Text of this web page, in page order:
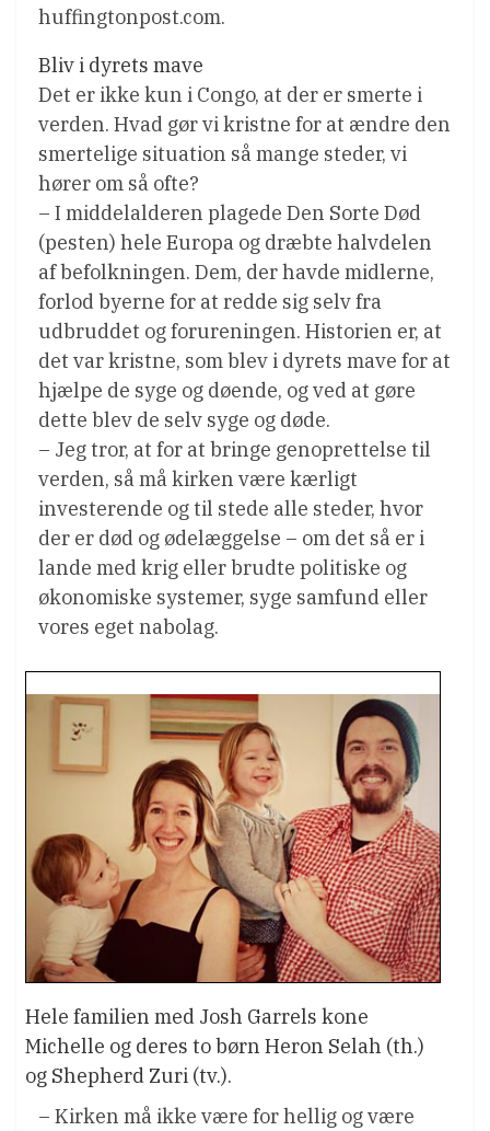
huffingtonpost.com.
Bliv i dyrets mave
Det er ikke kun i Congo, at der er smerte i
verden. Hvad gør vi kristne for at ændre den
smertelige situation så mange steder, vi
hører om så ofte?
– I middelalderen plagede Den Sorte Død
(pesten) hele Europa og dræbte halvdelen
af befolkningen. Dem, der havde midlerne,
forlod byerne for at redde sig selv fra
udbruddet og forureningen. Historien er, at
det var kristne, som blev i dyrets mave for at
hjælpe de syge og døende, og ved at gøre
dette blev de selv syge og døde.
– Jeg tror, at for at bringe genoprettelse til
verden, så må kirken være kærligt
investerende og til stede alle steder, hvor
der er død og ødelæggelse – om det så er i
lande med krig eller brudte politiske og
økonomiske systemer, syge samfund eller
vores eget nabolag.
Hele familien med Josh Garrels kone
Michelle og deres to børn Heron Selah (th.)
og Shepherd Zuri (tv.).
– Kirken må ikke være for hellig og være